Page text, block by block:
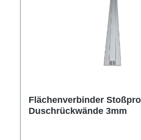
Flächenverbinder
Duschrückwände 3mm